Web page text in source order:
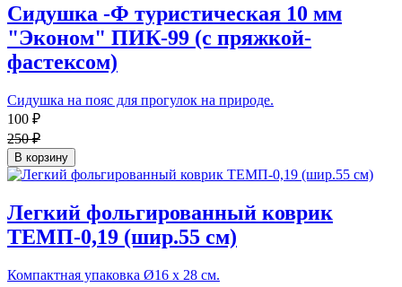
Сидушка -Ф туристическая 10 мм
"Эконом" ПИК-99 (с пряжкой-
фастексом)
Сидушка на пояс для прогулок на природе.
100 ₽
250 ₽
В корзину
Легкий фольгированный коврик
ТЕМП-0,19 (шир.55 см)
Компактная упаковка Ø16 х 28 см.